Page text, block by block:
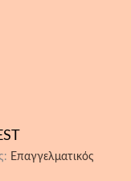
Επαγγελματικός